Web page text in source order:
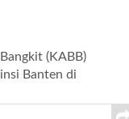
(KABB)
Banten di